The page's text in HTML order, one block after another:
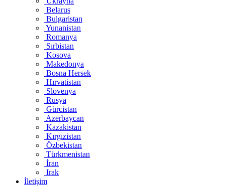
Belarus
Bulgaristan
Yunanistan
Romanya
Sırbistan
Kosova
Makedonya
Bosna Hersek
Hırvatistan
Slovenya
Rusya
Gürcistan
Azerbaycan
Kazakistan
Kırgızistan
Özbekistan
Türkmenistan
İran
Irak
İletişim